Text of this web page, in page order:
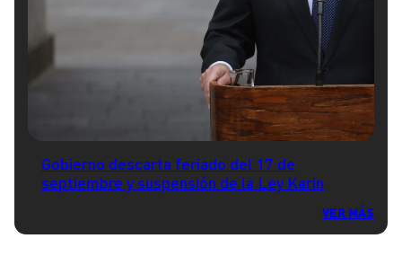
Gobierno descarta feriado del 17 de
septiembre y suspensión de la Ley Karin
VER MÁS